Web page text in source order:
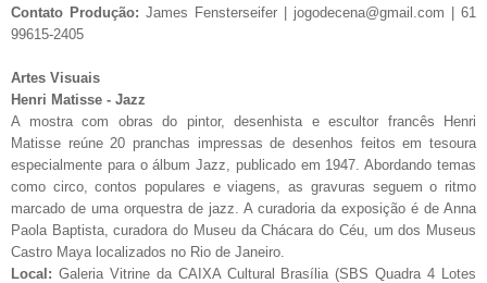
Contato Produção: James Fensterseifer | jogodecena@gmail.com | 61
99615-2405
Artes Visuais
Henri Matisse - Jazz
A mostra com obras do pintor, desenhista e escultor francês Henri
Matisse reúne 20 pranchas impressas de desenhos feitos em tesoura
especialmente para o álbum Jazz, publicado em 1947. Abordando temas
como circo, contos populares e viagens, as gravuras seguem o ritmo
marcado de uma orquestra de jazz. A curadoria da exposição é de Anna
Paola Baptista, curadora do Museu da Chácara do Céu, um dos Museus
Castro Maya localizados no Rio de Janeiro.
Local: Galeria Vitrine da CAIXA Cultural Brasília (SBS Quadra 4 Lotes